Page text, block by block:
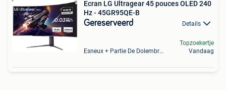
Ecran LG Ultragear 45 pouces OLED 240
Hz - 45GR95QE-B
Gereserveerd Details
Esneux + Partie De Dolembreux
Topzoekertje
Vandaag